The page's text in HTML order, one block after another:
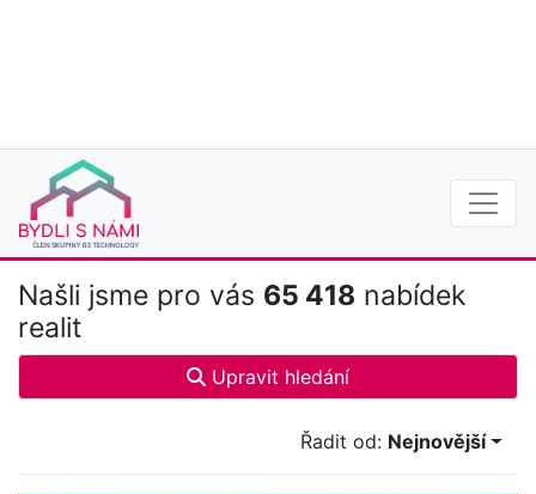
Našli jsme pro vás 65 418 nabídek
realit
Upravit hledání
Řadit od: Nejnovější